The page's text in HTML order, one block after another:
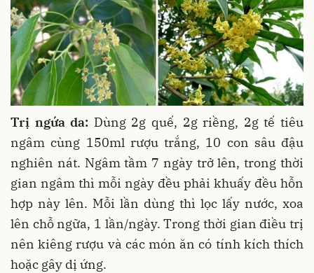
Trị ngứa da: Dùng 2g quế, 2g riềng, 2g tế tiêu
ngâm cùng 150ml rượu trắng, 10 con sâu đậu
nghiên nát. Ngâm tầm 7 ngày trở lên, trong thời
gian ngâm thì mỗi ngày đều phải khuấy đều hỗn
hợp này lên. Mỗi lần dùng thì lọc lấy nước, xoa
lên chỗ ngữa, 1 lần/ngày. Trong thời gian điều trị
nên kiêng rượu và các món ăn có tính kích thích
hoặc gây dị ứng.